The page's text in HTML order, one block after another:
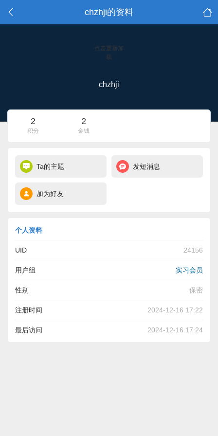
chzhji的资料
点击重新加
载
chzhji
2
积分
2
金钱
Ta的主题 发短消息
加为好友
个人资料
UID 24156
用户组 实习会员
性别 保密
注册时间 2024-12-16 17:22
最后访问 2024-12-16 17:24